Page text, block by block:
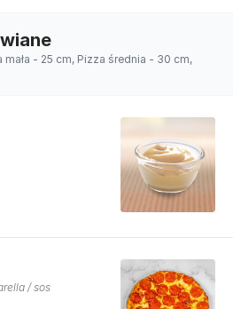
- 25 cm, Pizza średnia - 30 cm,
/ sos